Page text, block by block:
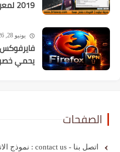
2019 لمعرفة إمكانيات تشغيل اللعبة
يونيو 28, 2026
يحمي
الصفحات
اتصل بنا - contact us : نموذج الاتصال المخصص لمدونة عرباوي